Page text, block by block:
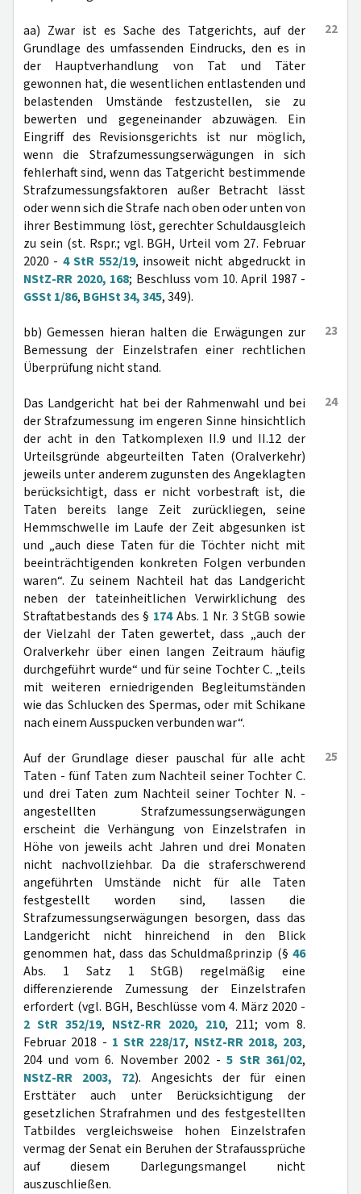
22
aa) Zwar ist es Sache des Tatgerichts, auf der
Grundlage des umfassenden Eindrucks, den es in
der Hauptverhandlung von Tat und Täter
gewonnen hat, die wesentlichen entlastenden und
belastenden Umstände festzustellen, sie zu
bewerten und gegeneinander abzuwägen. Ein
Eingriff des Revisionsgerichts ist nur möglich,
wenn die Strafzumessungserwägungen in sich
fehlerhaft sind, wenn das Tatgericht bestimmende
Strafzumessungsfaktoren außer Betracht lässt
oder wenn sich die Strafe nach oben oder unten von
ihrer Bestimmung löst, gerechter Schuldausgleich
zu sein (st. Rspr.; vgl. BGH, Urteil vom 27. Februar
2020 - 4 StR 552/19, insoweit nicht abgedruckt in
NStZ-RR 2020, 168; Beschluss vom 10. April 1987 -
GSSt 1/86, BGHSt 34, 345, 349).
23
bb) Gemessen hieran halten die Erwägungen zur
Bemessung der Einzelstrafen einer rechtlichen
Überprüfung nicht stand.
24
Das Landgericht hat bei der Rahmenwahl und bei
der Strafzumessung im engeren Sinne hinsichtlich
der acht in den Tatkomplexen II.9 und II.12 der
Urteilsgründe abgeurteilten Taten (Oralverkehr)
jeweils unter anderem zugunsten des Angeklagten
berücksichtigt, dass er nicht vorbestraft ist, die
Taten bereits lange Zeit zurückliegen, seine
Hemmschwelle im Laufe der Zeit abgesunken ist
und „auch diese Taten für die Töchter nicht mit
beeinträchtigenden konkreten Folgen verbunden
waren“. Zu seinem Nachteil hat das Landgericht
neben der tateinheitlichen Verwirklichung des
Straftatbestands des § 174Abs. 1 Nr. 3 StGB sowie
der Vielzahl der Taten gewertet, dass „auch der
Oralverkehr über einen langen Zeitraum häufig
durchgeführt wurde“ und für seine Tochter C. „teils
mit weiteren erniedrigenden Begleitumständen
wie das Schlucken des Spermas, oder mit Schikane
nach einem Ausspucken verbunden war“.
25
Auf der Grundlage dieser pauschal für alle acht
Taten - fünf Taten zum Nachteil seiner Tochter C.
und drei Taten zum Nachteil seiner Tochter N. -
angestellten Strafzumessungserwägungen
erscheint die Verhängung von Einzelstrafen in
Höhe von jeweils acht Jahren und drei Monaten
nicht nachvollziehbar. Da die straferschwerend
angeführten Umstände nicht für alle Taten
festgestellt worden sind, lassen die
Strafzumessungserwägungen besorgen, dass das
Landgericht nicht hinreichend in den Blick
genommen hat, dass das Schuldmaßprinzip (§ 46
Abs. 1 Satz 1 StGB) regelmäßig eine
differenzierende Zumessung der Einzelstrafen
erfordert (vgl. BGH, Beschlüsse vom 4. März 2020 -
2 StR 352/19, NStZ-RR 2020, 210, 211; vom 8.
Februar 2018 - 1 StR 228/17, NStZ-RR 2018, 203,
204 und vom 6. November 2002 -5 StR 361/02,
NStZ-RR 2003, 72). Angesichts der für einen
Ersttäter auch unter Berücksichtigung der
gesetzlichen Strafrahmen und des festgestellten
Tatbildes vergleichsweise hohen Einzelstrafen
vermag der Senat ein Beruhen der Strafaussprüche
auf diesem Darlegungsmangel nicht
auszuschließen.